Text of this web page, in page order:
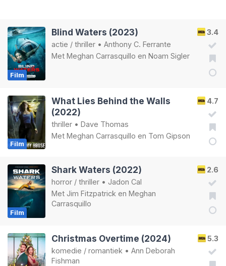
Film
3.4
Blind Waters (2023)
actie / thriller • Anthony C. Ferrante
Met Meghan Carrasquillo en Noam Sigler
Film
4.7
What Lies Behind the Walls
(2022)
thriller • Dave Thomas
Met Meghan Carrasquillo en Tom Gipson
Film
2.6
Shark Waters (2022)
horror / thriller • Jadon Cal
Met Jim Fitzpatrick en Meghan
Carrasquillo
5.3
Christmas Overtime (2024)
komedie / romantiek • Ann Deborah
Fishman